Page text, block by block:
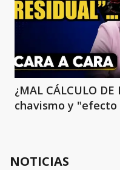
¿MAL CÁLCULO
chavismo y "efecto
NOTICIAS